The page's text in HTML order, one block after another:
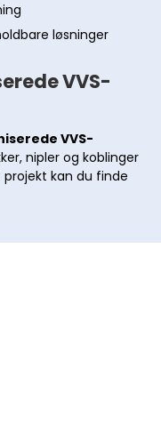
løsninger
VVS-
VVS-
nipler og koblinger
projekt kan du finde